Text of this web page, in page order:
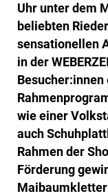
Uhr unter dem
beliebten
sensationellen
in der
wie einer
auch
Rahmen der
Förderung